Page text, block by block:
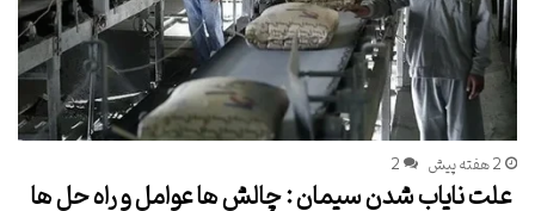
2 هفته پیش 2
علت نایاب شدن سیمان : چالش ها عوامل و راه حل ها